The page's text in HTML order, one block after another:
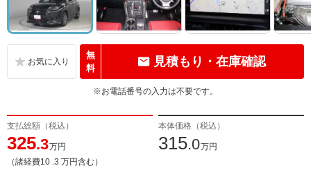
無
料
見積もり・在庫確認
※お電話番号の入力は不要です。
支払総額（税込）
325.3万円
（諸経費10 .3 万円含む）
本体価格（税込）
315.0万円